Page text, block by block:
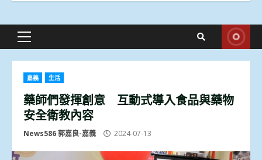
Primary
嘉義 生活
藥師們發揮創意 互動式導入食品與藥物
安全衛教內容
News586 郭嘉良-嘉義 2024-07-13